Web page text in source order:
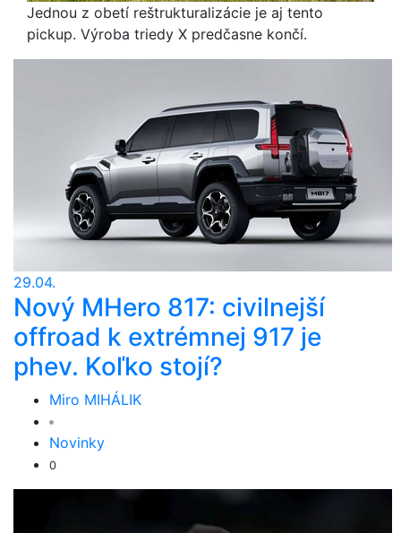
Jednou z obetí reštrukturalizácie je aj tento
pickup. Výroba triedy X predčasne končí.
29.04.
Nový MHero 817: civilnejší
offroad k extrémnej 917 je
phev. Koľko stojí?
Miro MIHÁLIK
Novinky
0